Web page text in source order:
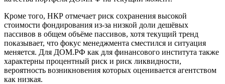
Кроме того, НКР отмечает риск сохранения высокой
стоимости фондирования из-за низкой доли дешёвых
пассивов в общем объёме пассивов, хотя текущий тренд
показывает, что фокус менеджмента сместился и ситуация
меняется. Для ДОМ.РФ как для финансового института также
характерны процентный риск и риск ликвидности,
вероятность возникновения которых оценивается агентством
как низкая.